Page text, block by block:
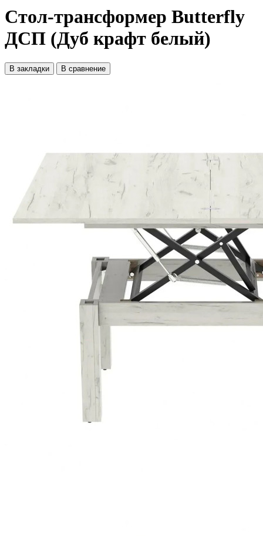
Стол-трансформер Butterfly
ДСП (Дуб крафт белый)
В закладки В сравнение